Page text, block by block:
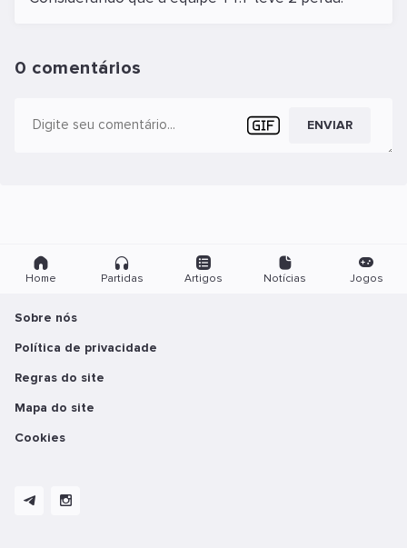
0 comentários
ENVIAR
Home Partidas Artigos Notícias Jogos
Sobre nós
Política de privacidade
Regras do site
Mapa do site
Cookies